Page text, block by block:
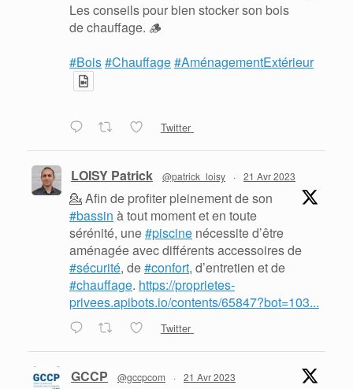
Les conseils pour bien stocker son bois
de chauffage. 🪵
#Bois#Chauffage#AménagementExtérieur
Twitter
LOISY Patrick @patrick_loisy · 21 Avr 2023
💁 Afin de profiter pleinement de son
#bassin à tout moment et en toute
sérénité, une#piscine nécessite d’être
aménagée avec différents accessoires de
#sécurité, de#confort, d’entretien et de
#chauffage. https://proprietes-
privees.apibots.io/contents/65847?bot=103...
Twitter
GCCP @gccpcom · 21 Avr 2023